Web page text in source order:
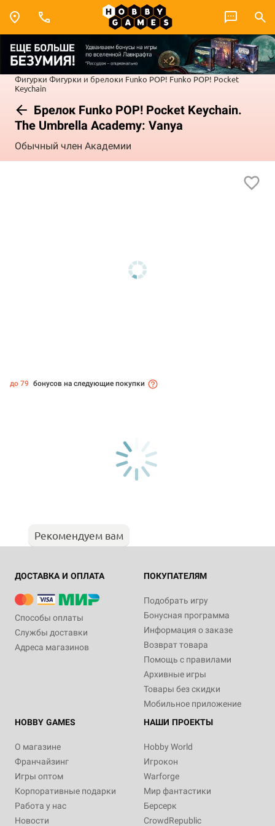
Фигурки Фигурки и брелоки Funko POP! Funko POP! Pocket
Keychain
Брелок Funko POP! Pocket Keychain.
The Umbrella Academy: Vanya
Обычный член Академии
до 79 бонусов на следующие покупки
Рекомендуем вам
ДОСТАВКА И ОПЛАТА
Способы оплаты
Службы доставки
Адреса магазинов
ПОКУПАТЕЛЯМ
Подобрать игру
Бонусная программа
Информация о заказе
Возврат товара
Помощь с правилами
Архивные игры
Товары без скидки
Мобильное приложение
HOBBY GAMES
О магазине
Франчайзинг
Игры оптом
Корпоративные подарки
Работа у нас
Новости
НАШИ ПРОЕКТЫ
Hobby World
Игрокон
Warforge
Мир фантастики
Берсерк
CrowdRepublic